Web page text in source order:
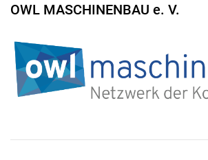
OWL MASCHINENBAU e. V.